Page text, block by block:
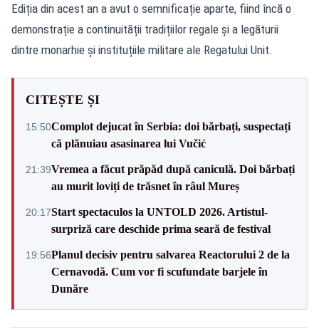
Ediția din acest an a avut o semnificație aparte, fiind încă o
demonstrație a continuității tradițiilor regale și a legăturii
dintre monarhie și instituțiile militare ale Regatului Unit.
CITEȘTE ȘI
15:50Complot dejucat în Serbia: doi bărbați, suspectați
că plănuiau asasinarea lui Vučić
21:39Vremea a făcut prăpăd după caniculă. Doi bărbați
au murit loviți de trăsnet în râul Mureș
20:17Start spectaculos la UNTOLD 2026. Artistul-
surpriză care deschide prima seară de festival
19:56Planul decisiv pentru salvarea Reactorului 2 de la
Cernavodă. Cum vor fi scufundate barjele în
Dunăre